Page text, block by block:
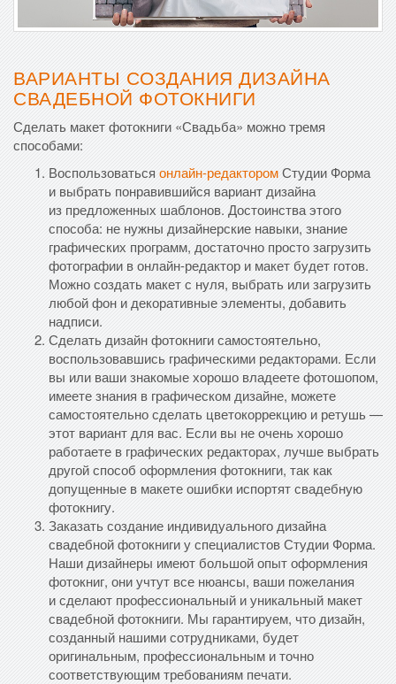
ВАРИАНТЫ СОЗДАНИЯ ДИЗАЙНА
СВАДЕБНОЙ ФОТОКНИГИ
Сделать макет фотокниги «Свадьба» можно тремя
способами:
Воспользоватьсяонлайн-редакторомСтудии Форма
и выбрать понравившийся вариант дизайна
из предложенных шаблонов. Достоинства этого
способа: не нужны дизайнерские навыки, знание
графических программ, достаточно просто загрузить
фотографии в онлайн-редактор и макет будет готов.
Можно создать макет с нуля, выбрать или загрузить
любой фон и декоративные элементы, добавить
надписи.
Сделать дизайн фотокниги самостоятельно,
воспользовавшись графическими редакторами. Если
вы или ваши знакомые хорошо владеете фотошопом,
имеете знания в графическом дизайне, можете
самостоятельно сделать цветокоррекцию и ретушь —
этот вариант для вас. Если вы не очень хорошо
работаете в графических редакторах, лучше выбрать
другой способ оформления фотокниги, так как
допущенные в макете ошибки испортят свадебную
фотокнигу.
Заказать создание индивидуального дизайна
свадебной фотокниги у специалистов Студии Форма.
Наши дизайнеры имеют большой опыт оформления
фотокниг, они учтут все нюансы, ваши пожелания
и сделают профессиональный и уникальный макет
свадебной фотокниги. Мы гарантируем, что дизайн,
созданный нашими сотрудниками, будет
оригинальным, профессиональным и точно
соответствующим требованиям печати.